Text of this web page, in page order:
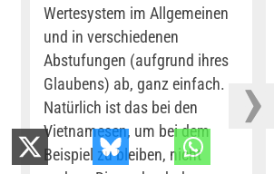
Wertesystem im Allgemeinen
und in verschiedenen
Abstufungen (aufgrund ihres
Glaubens) ab, ganz einfach.
Natürlich ist das bei den
Vietnamesen, um bei dem
Beispiel zu bleiben, nicht